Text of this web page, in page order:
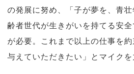
の発展に努め、「子が夢を、青
齢者世代が生きがいを持てる安
が必要。これまで以上の仕事を
与えていただきたい」とマイクを